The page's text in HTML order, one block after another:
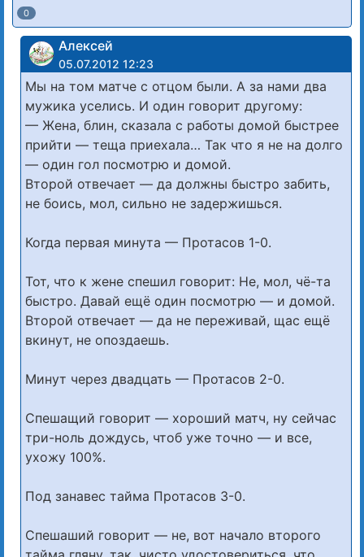
0
Алексей
05.07.2012 12:23
Мы на том матче с отцом были. А за нами два
мужика уселись. И один говорит другому:
— Жена, блин, сказала с работы домой быстрее
прийти — теща приехала… Так что я не на долго
— один гол посмотрю и домой.
Второй отвечает — да должны быстро забить,
не боись, мол, сильно не задержишься.
Когда первая минута — Протасов 1-0.
Тот, что к жене спешил говорит: Не, мол, чё-та
быстро. Давай ещё один посмотрю — и домой.
Второй отвечает — да не переживай, щас ещё
вкинут, не опоздаешь.
Минут через двадцать — Протасов 2-0.
Спешащий говорит — хороший матч, ну сейчас
три-ноль дождусь, чтоб уже точно — и все,
ухожу 100%.
Под занавес тайма Протасов 3-0.
Спешаший говорит — не, вот начало второго